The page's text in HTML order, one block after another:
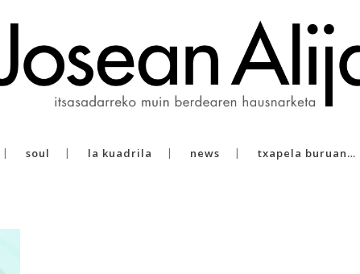
soul la kuadrila news txapela buruan…